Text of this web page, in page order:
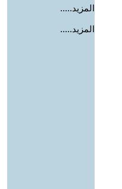
المزيد.....
المزيد.....